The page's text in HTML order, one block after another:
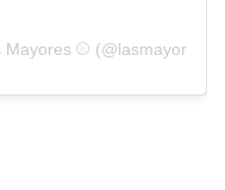
⚾️ (@lasmayores)